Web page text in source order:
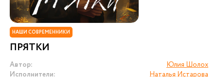
НАШИ СОВРЕМЕННИКИ
ПРЯТКИ
Автор:
Юлия Шолох
Исполнители:
Наталья Истарова